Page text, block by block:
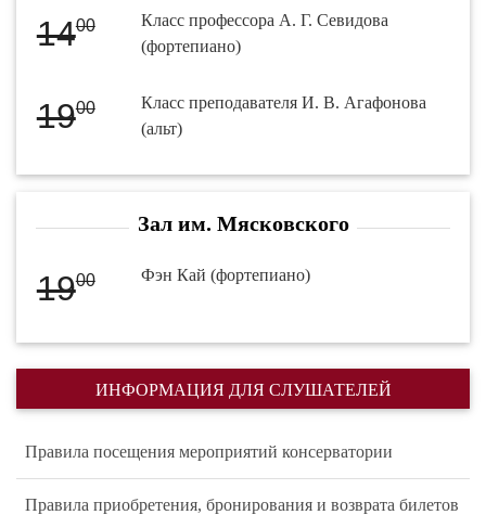
1400
Класс профессора А. Г. Севидова
(фортепиано)
1900
Класс преподавателя И. В. Агафонова
(альт)
Зал им. Мясковского
1900 Фэн Кай (фортепиано)
ИНФОРМАЦИЯ ДЛЯ СЛУШАТЕЛЕЙ
Правила посещения мероприятий консерватории
Правила приобретения, бронирования и возврата билетов